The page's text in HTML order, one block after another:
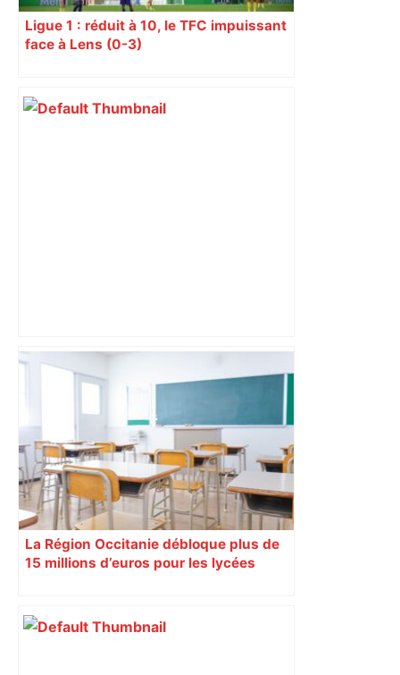
Ligue 1 : réduit à 10, le TFC impuissant
face à Lens (0-3)
Après la fusion avec la liste PS
Toulouse, le candidat LFI salue "une
dynamique qui nous oblige à la
responsabilité" – Franceinfo
La Région Occitanie débloque plus de
15 millions d’euros pour les lycées